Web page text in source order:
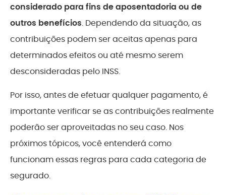
considerado para fins de aposentadoria ou de
outros benefícios. Dependendo da situação, as
contribuições podem ser aceitas apenas para
determinados efeitos ou até mesmo serem
desconsideradas pelo INSS.
Por isso, antes de efetuar qualquer pagamento, é
importante verificar se as contribuições realmente
poderão ser aproveitadas no seu caso. Nos
próximos tópicos, você entenderá como
funcionam essas regras para cada categoria de
segurado.